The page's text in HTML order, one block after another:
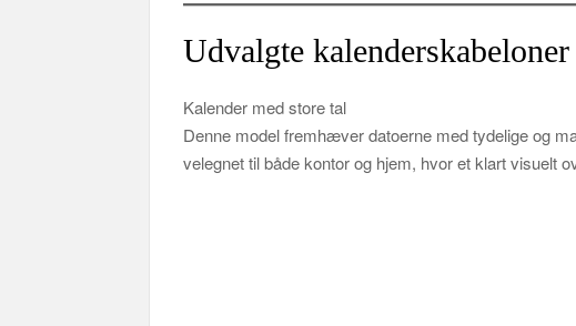
Udvalgte
Kalender med store tal
Denne model fremhæver datoerne med tydelige og
velegnet til både kontor og hjem, hvor et klart visuelt